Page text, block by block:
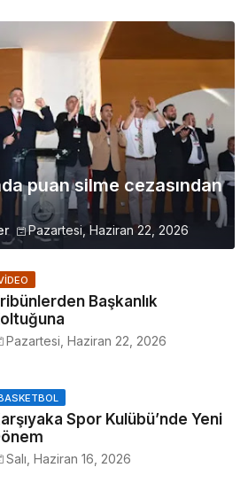
puan silme cezasından
Pazartesi, Haziran 22, 2026
Başkanlık
Pazartesi, Haziran 22, 2026
Spor Kulübü’nde Yeni
Salı, Haziran 16, 2026